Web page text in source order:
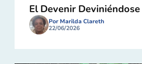
El Devenir Deviniéndose
Por Marilda Clareth
22/06/2026